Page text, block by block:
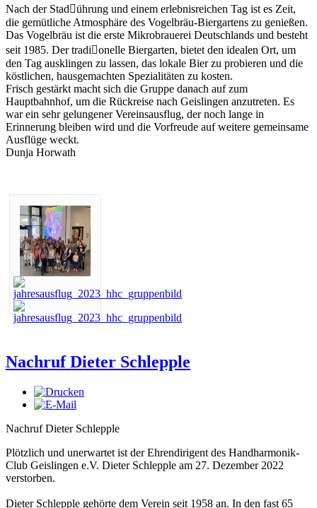
Nach der Stad􀆞ührung und einem erlebnisreichen Tag ist es Zeit,
die gemütliche Atmosphäre des Vogelbräu-Biergartens zu genießen.
Das Vogelbräu ist die erste Mikrobrauerei Deutschlands und besteht
seit 1985. Der tradi􀆟onelle Biergarten, bietet den idealen Ort, um
den Tag ausklingen zu lassen, das lokale Bier zu probieren und die
köstlichen, hausgemachten Spezialitäten zu kosten.
Frisch gestärkt macht sich die Gruppe danach auf zum
Hauptbahnhof, um die Rückreise nach Geislingen anzutreten. Es
war ein sehr gelungener Vereinsausflug, der noch lange in
Erinnerung bleiben wird und die Vorfreude auf weitere gemeinsame
Ausflüge weckt.
Dunja Horwath
Nachruf Dieter Schlepple
Nachruf Dieter Schlepple
Plötzlich und unerwartet ist der Ehrendirigent des Handharmonik-
Club Geislingen e.V. Dieter Schlepple am 27. Dezember 2022
verstorben.
Dieter Schlepple gehörte dem Verein seit 1958 an. In den fast 65